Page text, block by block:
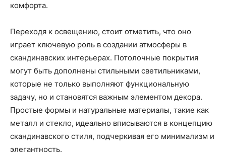
комфорта.
Переходя к освещению, стоит отметить, что оно
играет ключевую роль в создании атмосферы в
скандинавских интерьерах. Потолочные покрытия
могут быть дополнены стильными светильниками,
которые не только выполняют функциональную
задачу, но и становятся важным элементом декора.
Простые формы и натуральные материалы, такие как
металл и стекло, идеально вписываются в концепцию
скандинавского стиля, подчеркивая его минимализм и
элегантность.